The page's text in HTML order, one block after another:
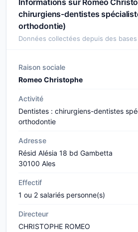
Informations sur Romeo
chirurgiens-dentistes
orthodontie)
Données collectées depuis des
Raison sociale
Romeo Christophe
Activité
Dentistes : chirurgiens-dentistes
orthodontie
Adresse
Résid Alésia 18 bd Gambetta
30100 Ales
Effectif
1 ou 2 salariés personne(s)
Directeur
CHRISTOPHE ROMEO